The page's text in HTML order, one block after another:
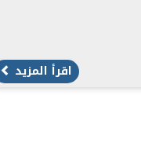
اقرأ المزيد